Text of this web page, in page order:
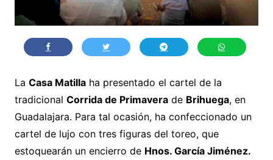
La Casa Matillaha presentado el cartel de la
tradicional Corrida de Primaverade Brihuega, en
Guadalajara. Para tal ocasión, ha confeccionado un
cartel de lujo con tres figuras del toreo, que
estoquearán un encierro de Hnos. García Jiménez.